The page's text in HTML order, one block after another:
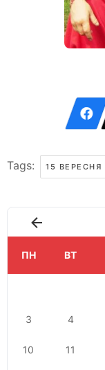
Tags: 15 ВЕРЕСНЯ
ПН ВТ
3 4
10 11